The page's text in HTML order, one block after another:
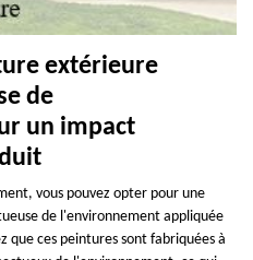
extérieure
de
un impact
vous pouvez opter pour une
de l'environnement appliquée
que ces peintures sont fabriquées à